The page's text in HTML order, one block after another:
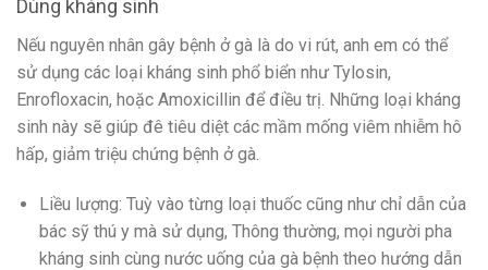
Dùng kháng sinh
Nếu nguyên nhân gây bệnh ở gà là do vi rút, anh em có thể
sử dụng các loại kháng sinh phổ biển như Tylosin,
Enrofloxacin, hoặc Amoxicillin để điều trị. Những loại kháng
sinh này sẽ giúp đê tiêu diệt các mầm mống viêm nhiễm hô
hấp, giảm triệu chứng bệnh ở gà.
Liều lượng: Tuỳ vào từng loại thuốc cũng như chỉ dẫn của
bác sỹ thú y mà sử dụng, Thông thường, mọi người pha
kháng sinh cùng nước uống của gà bệnh theo hướng dẫn